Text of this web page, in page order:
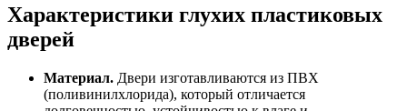
Характеристики глухих пластиковых
дверей
Материал. Двери изготавливаются из ПВХ
(поливинилхлорида), который отличается